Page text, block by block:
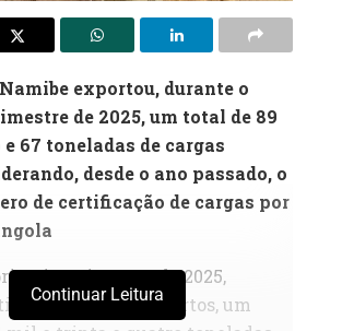
exportou, durante o
de 2025, um total de 89
67 toneladas de cargas
desde o ano passado, o
de certificação de cargas por
trimestre de 2025,
a nível dos portos, um
Continuar Leitura